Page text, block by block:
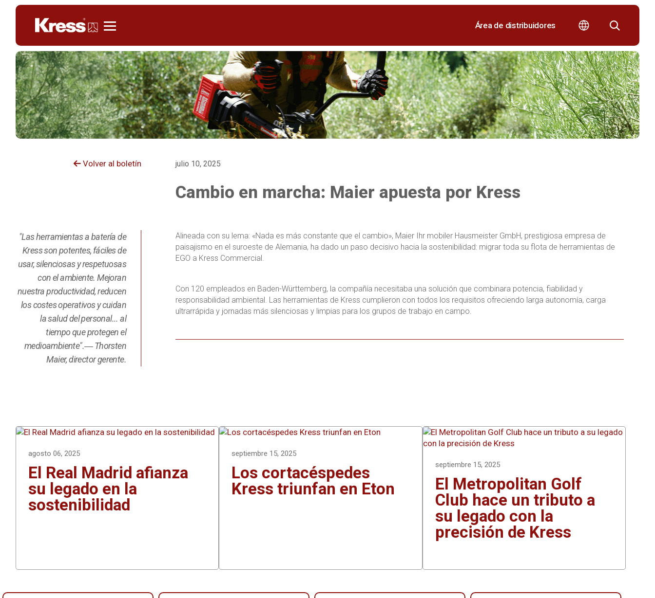
Área de distribuidores
Volver al boletín julio 10, 2025
Cambio en marcha: Maier apuesta por Kress
"Las herramientas a batería de
Kress son potentes, fáciles de
usar, silenciosas y respetuosas
con el ambiente. Mejoran
nuestra productividad, reducen
los costes operativos y cuidan
la salud del personal... al
tiempo que protegen el
medioambiente".― Thorsten
Maier, director gerente.
Alineada con su lema: «Nada es más constante que el cambio», Maier Ihr mobiler Hausmeister GmbH, prestigiosa empresa de
paisajismo en el suroeste de Alemania, ha dado un paso decisivo hacia la sostenibilidad: migrar toda su flota de herramientas de
EGO a Kress Commercial.
Con 120 empleados en Baden-Württemberg, la compañía necesitaba una solución que combinara potencia, fiabilidad y
responsabilidad ambiental. Las herramientas de Kress cumplieron con todos los requisitos ofreciendo larga autonomía, carga
ultrarrápida y jornadas más silenciosas y limpias para los grupos de trabajo en campo.
agosto 06, 2025
El Real Madrid afianza
su legado en la
sostenibilidad
septiembre 15, 2025
Los cortacéspedes
Kress triunfan en Eton
septiembre 15, 2025
El Metropolitan Golf
Club hace un tributo a
su legado con la
precisión de Kress